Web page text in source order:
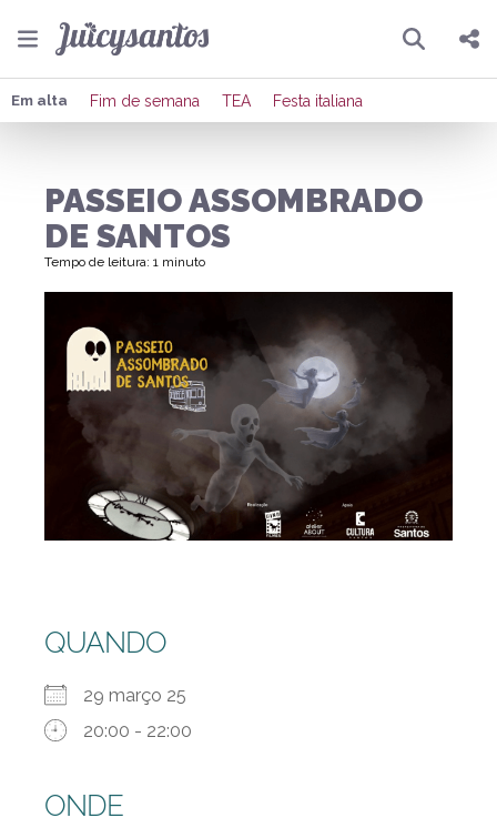
Pesquisar
Compartilhar
Enviar por Whatsapp
Em alta Fim de semana TEA Festa italiana
PASSEIO ASSOMBRADO
DE SANTOS
Tempo de leitura: 1 minuto
QUANDO
29 março 25
20:00 - 22:00
ONDE